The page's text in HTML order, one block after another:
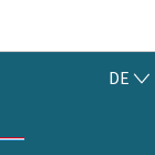
DE